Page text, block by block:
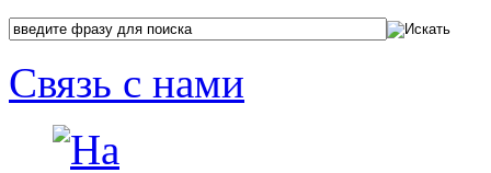
Связь с нами